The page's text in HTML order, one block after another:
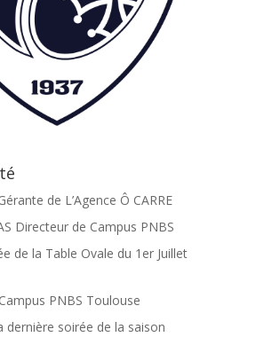
de L’Agence Ô CARRE
Directeur de Campus PNBS
de la Table Ovale du 1er Juillet
PNBS Toulouse
dernière soirée de la saison